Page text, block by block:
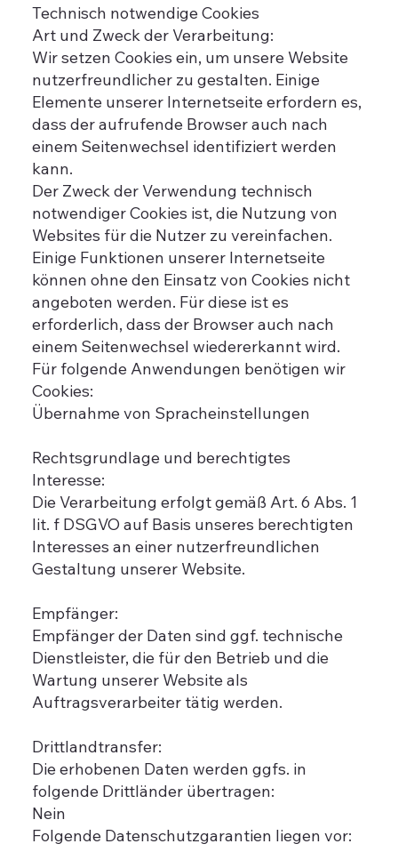
Technisch notwendige Cookies
Art und Zweck der Verarbeitung:
Wir setzen Cookies ein, um unsere Website
nutzerfreundlicher zu gestalten. Einige
Elemente unserer Internetseite erfordern es,
dass der aufrufende Browser auch nach
einem Seitenwechsel identifiziert werden
kann.
Der Zweck der Verwendung technisch
notwendiger Cookies ist, die Nutzung von
Websites für die Nutzer zu vereinfachen.
Einige Funktionen unserer Internetseite
können ohne den Einsatz von Cookies nicht
angeboten werden. Für diese ist es
erforderlich, dass der Browser auch nach
einem Seitenwechsel wiedererkannt wird.
Für folgende Anwendungen benötigen wir
Cookies:
Übernahme von Spracheinstellungen
Rechtsgrundlage und berechtigtes
Interesse:
Die Verarbeitung erfolgt gemäß Art. 6 Abs. 1
lit. f DSGVO auf Basis unseres berechtigten
Interesses an einer nutzerfreundlichen
Gestaltung unserer Website.
Empfänger:
Empfänger der Daten sind ggf. technische
Dienstleister, die für den Betrieb und die
Wartung unserer Website als
Auftragsverarbeiter tätig werden.
Drittlandtransfer:
Die erhobenen Daten werden ggfs. in
folgende Drittländer übertragen:
Nein
Folgende Datenschutzgarantien liegen vor: